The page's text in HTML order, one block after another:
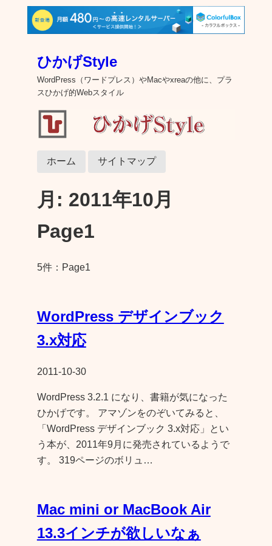
ひかげStyle
WordPress（ワードプレス）やMacやxreaの他に、プラ
スひかげ的Webスタイル
ホーム サイトマップ
月: 2011年10月
Page1
5件：Page1
WordPress デザインブック
3.x対応
2011-10-30
WordPress 3.2.1 になり、書籍が気になった
ひかげです。 アマゾンをのぞいてみると、
「WordPress デザインブック 3.x対応」とい
う本が、2011年9月に発売されているようで
す。 319ページのボリュ…
Mac mini or MacBook Air
13.3インチが欲しいなぁ